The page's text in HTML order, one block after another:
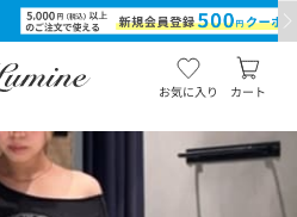
お気に入り カート